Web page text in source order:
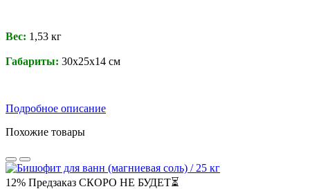
Вес: 1,53 кг
Габариты: 30х25х14 см
Подробное описание
Похожие товары
12% Предзаказ СКОРО НЕ БУДЕТ⏳